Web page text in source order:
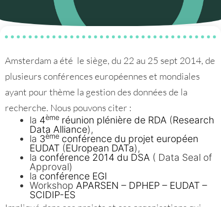
Amsterdam a été le siège, du 22 au 25 sept 2014, de
plusieurs conférences européennes et mondiales
ayant pour thème la gestion des données de la
recherche. Nous pouvons citer :
la 4ème réunion plénière de RDA (Research
Data Alliance),
la 3ème conférence du projet européen
EUDAT (EUropean DATa),
la conférence 2014 du DSA ( Data Seal of
Approval)
la conférence EGI
Workshop APARSEN – DPHEP – EUDAT –
SCIDIP-ES